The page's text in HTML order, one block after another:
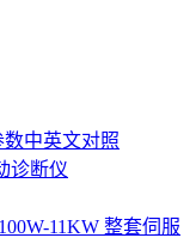
中英文对照
诊断仪
11KW 整套伺服